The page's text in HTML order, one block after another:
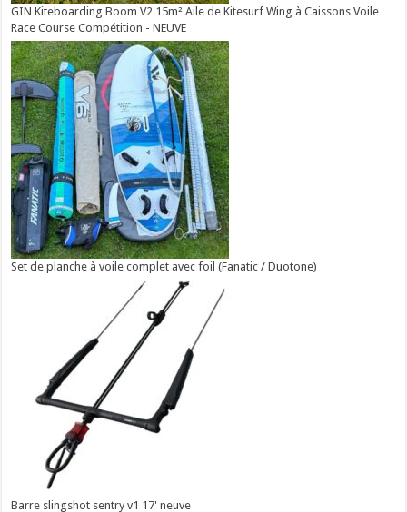
GIN Kiteboarding Boom V2 15m² Aile de Kitesurf Wing à Caissons Voile
Race Course Compétition - NEUVE
Set de planche à voile complet avec foil (Fanatic / Duotone)
Barre slingshot sentry v1 17' neuve